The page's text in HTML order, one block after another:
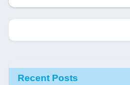
Recent Posts